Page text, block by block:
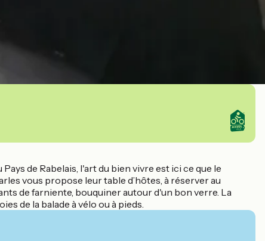
de Rabelais, l'art du bien vivre est ici ce que le
vous propose leur table d’hôtes, à réserver au
de farniente, bouquiner autour d'un bon verre. La
de la balade à vélo ou à pieds.